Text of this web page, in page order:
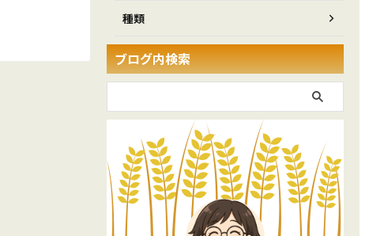
種類
ブログ内検索